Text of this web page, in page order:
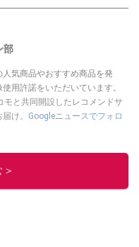
部
気商品やおすすめ商品を発
使用許諾をいただいています。
と共同開設したレコメンドサ
け。 Googleニュースでフォロ
シストの他の記事を読む